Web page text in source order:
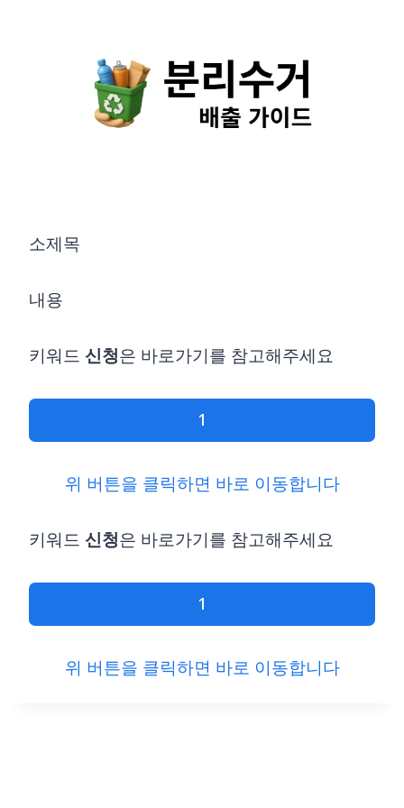
소제목
내용
키워드신청은 바로가기를 참고해주세요
1
위 버튼을 클릭하면 바로 이동합니다
키워드신청은 바로가기를 참고해주세요
1
위 버튼을 클릭하면 바로 이동합니다